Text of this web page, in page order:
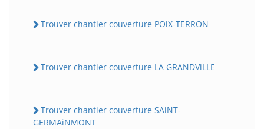
Trouver chantier couverture POiX-TERRON
Trouver chantier couverture LA GRANDViLLE
Trouver chantier couverture SAiNT-
GERMAiNMONT